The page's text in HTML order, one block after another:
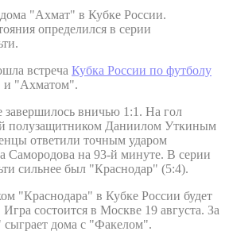
"Ахмат" в Кубке России.
определился в серии
встреча Кубка России по футболу
и "Ахматом".
завершилось вничью 1:1. На гол
полузащитником Даниилом Уткиным
ответили точным ударом
Самородова на 93-й минуте. В серии
сильнее был "Краснодар" (5:4).
"Краснодара" в Кубке России будет
состоится в Москве 19 августа. За
сыграет дома с "Факелом".